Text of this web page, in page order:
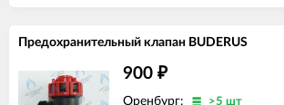
Предохранительный клапан BUDERUS
900 ₽
Оренбург: >5 шт